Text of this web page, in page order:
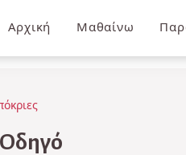
Αρχική Μαθαίνω